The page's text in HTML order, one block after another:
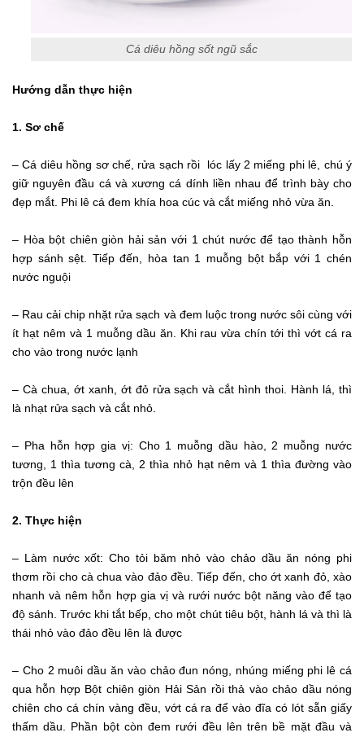
Cá diêu hồng sốt ngũ sắc
Hướng dẫn thực hiện
1. Sơ chế
– Cá diêu hồng sơ chế, rửa sạch rồi lóc lấy 2 miếng phi lê, chú ý
giữ nguyên đầu cá và xương cá dính liền nhau để trình bày cho
đẹp mắt. Phi lê cá đem khía hoa cúc và cắt miếng nhỏ vừa ăn.
– Hòa bột chiên giòn hải sản với 1 chút nước để tạo thành hỗn
hợp sánh sệt. Tiếp đến, hòa tan 1 muỗng bột bắp với 1 chén
nước nguội
– Rau cải chip nhặt rửa sạch và đem luộc trong nước sôi cùng với
ít hạt nêm và 1 muỗng dầu ăn. Khi rau vừa chín tới thì vớt cá ra
cho vào trong nước lạnh
– Cà chua, ớt xanh, ớt đỏ rửa sạch và cắt hình thoi. Hành lá, thì
là nhạt rửa sạch và cắt nhỏ.
– Pha hỗn hợp gia vị: Cho 1 muỗng dầu hào, 2 muỗng nước
tương, 1 thìa tương cà, 2 thìa nhỏ hạt nêm và 1 thìa đường vào
trộn đều lên
2. Thực hiện
– Làm nước xốt: Cho tỏi băm nhỏ vào chảo dầu ăn nóng phi
thơm rồi cho cà chua vào đảo đều. Tiếp đến, cho ớt xanh đỏ, xào
nhanh và nêm hỗn hợp gia vị và rưới nước bột năng vào để tạo
độ sánh. Trước khi tắt bếp, cho một chút tiêu bột, hành lá và thì là
thái nhỏ vào đảo đều lên là được
– Cho 2 muôi dầu ăn vào chảo đun nóng, nhúng miếng phi lê cá
qua hỗn hợp Bột chiên giòn Hải Sản rồi thả vào chảo dầu nóng
chiên cho cá chín vàng đều, vớt cá ra để vào đĩa có lót sẵn giấy
thấm dầu. Phần bột còn đem rưới đều lên trên bề mặt đầu và